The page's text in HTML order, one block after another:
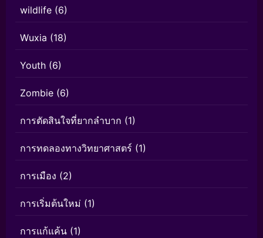
wildlife (6)
Wuxia (18)
Youth (6)
Zombie (6)
การตัดสินใจที่ยากลำบาก (1)
การทดลองทางวิทยาศาสตร์ (1)
การเมือง (2)
การเริ่มต้นใหม่ (1)
การแก้แค้น (1)